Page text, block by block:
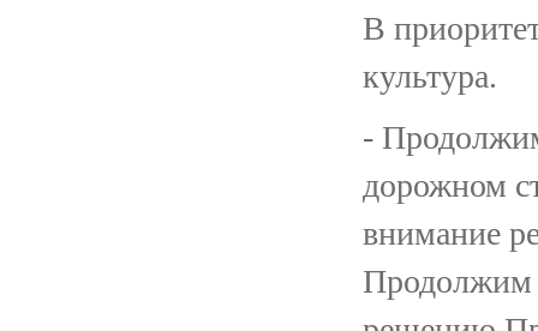
В
культура.
-
дорожном
внимание
Продолжим